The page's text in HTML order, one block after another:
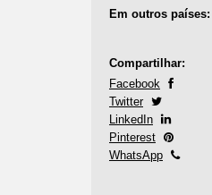
Em outros países:
Compartilhar:
Facebook
Twitter
LinkedIn
Pinterest
WhatsApp